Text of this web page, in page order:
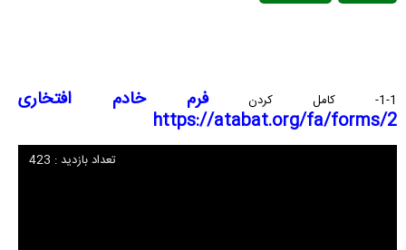
1-1- کامل کردن
فرم خادم افتخاری
https://atabat.org/fa/forms/2
تعداد بازدید : 423